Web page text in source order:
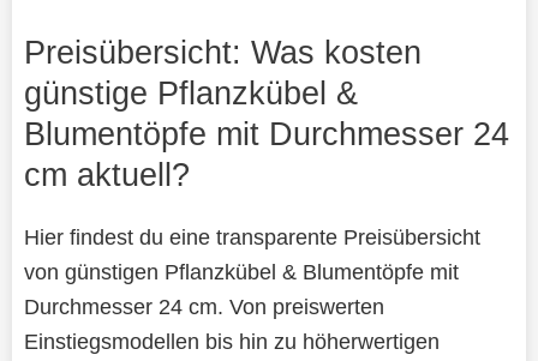
Preisübersicht: Was kosten
günstige Pflanzkübel &
Blumentöpfe mit Durchmesser 24
cm aktuell?
Hier findest du eine transparente Preisübersicht
von günstigen Pflanzkübel & Blumentöpfe mit
Durchmesser 24 cm. Von preiswerten
Einstiegsmodellen bis hin zu höherwertigen